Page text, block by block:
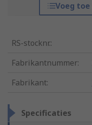
Voeg
RS-stocknr.:
Fabrikantnummer:
Fabrikant:
Specificaties